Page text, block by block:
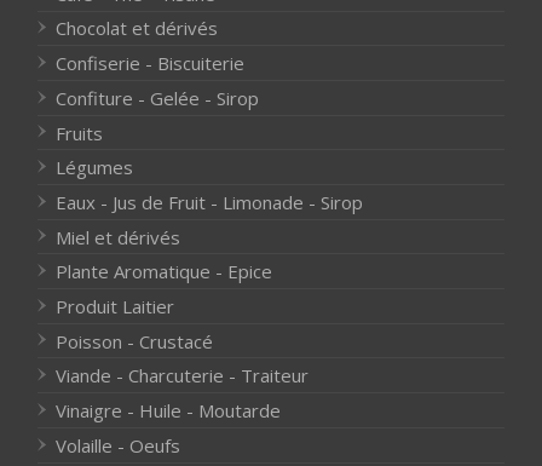
Chocolat et dérivés
Confiserie - Biscuiterie
Confiture - Gelée - Sirop
Fruits
Légumes
Eaux - Jus de Fruit - Limonade - Sirop
Miel et dérivés
Plante Aromatique - Epice
Produit Laitier
Poisson - Crustacé
Viande - Charcuterie - Traiteur
Vinaigre - Huile - Moutarde
Volaille - Oeufs